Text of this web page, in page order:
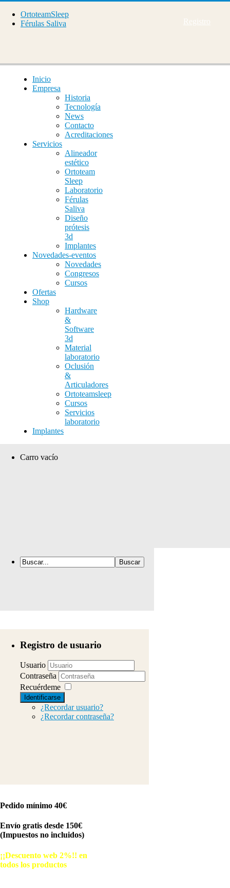
Registro
OrtoteamSleep
Férulas Saliva
Inicio
Empresa
Historia
Tecnología
News
Contacto
Acreditaciones
Servicios
Alineador
estético
Ortoteam
Sleep
Laboratorio
Férulas
Saliva
Diseño
prótesis
3d
Implantes
Novedades-eventos
Novedades
Congresos
Cursos
Ofertas
Shop
Hardware
&
Software
3d
Material
laboratorio
Oclusión
&
Articuladores
Ortoteamsleep
Cursos
Servicios
laboratorio
Implantes
Carro vacío
Registro de usuario
Usuario
Contraseña
Recuérdeme
Identificarse
¿Recordar usuario?
¿Recordar contraseña?
Pedido mínimo 40€
Envío gratis desde 150€
(Impuestos no incluidos)
¡¡Descuento web 2%!! en
todos los productos